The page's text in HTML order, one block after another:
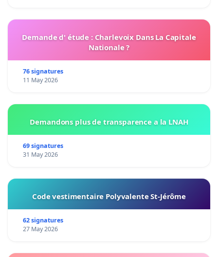
Demande d' étude : Charlevoix Dans La Capitale
Nationale ?
76 signatures
11 May 2026
Demandons plus de transparence a la LNAH
69 signatures
31 May 2026
Code vestimentaire Polyvalente St-Jérôme
62 signatures
27 May 2026